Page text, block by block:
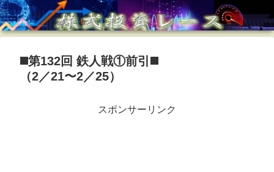
◼️第132回 鉄人戦①前引◼️
（2／21〜2／25）
スポンサーリンク